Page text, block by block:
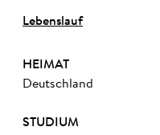
Lebenslauf
HEIMAT
Deutschland
STUDIUM